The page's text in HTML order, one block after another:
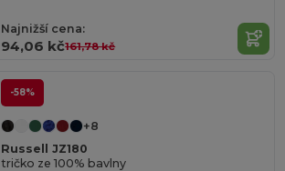
Najnižší cena:
94,06 kč161,78 kč
-58%
+8
Russell JZ180
tričko ze 100% bavlny